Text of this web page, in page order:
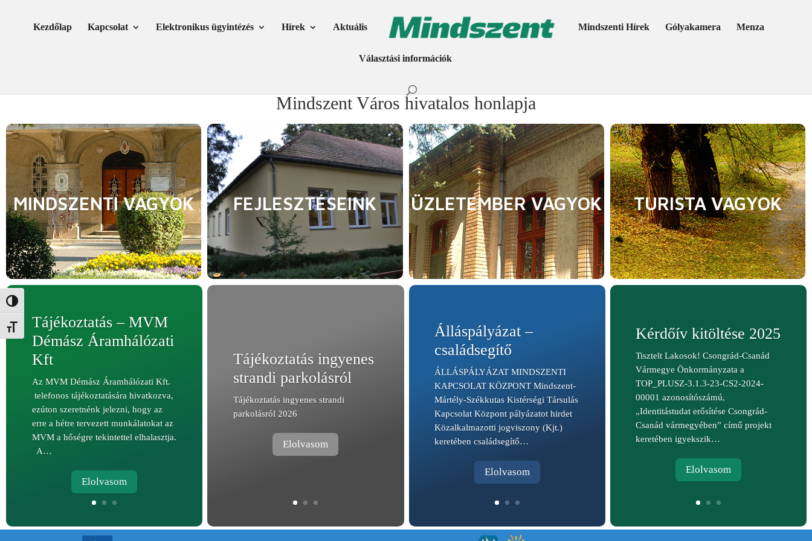
Nagy kontraszt váltása
Betűméret váltása
Kezdőlap Kapcsolat Elektronikus ügyintézés Hírek Aktuális Mindszenti Hírek Gólyakamera Menza
Választási információk
Mindszent Város hivatalos honlapja
MINDSZENTI VAGYOK FEJLESZTÉSEINK ÜZLETEMBER VAGYOK TURISTA VAGYOK
Tájékoztatás – MVM
Démász Áramhálózati
Kft
Az MVM Démász Áramhálózati Kft.
telefonos tájékoztatására hivatkozva,
ezúton szeretnénk jelezni, hogy az
erre a hétre tervezett munkálatokat az
MVM a hőségre tekintettel elhalasztja.
A…
Elolvasom
Tájékoztatás ingyenes
strandi parkolásról
Tájékoztatás ingyenes strandi
parkolásról 2026
Elolvasom
Álláspályázat –
családsegítő
ÁLLÁSPÁLYÁZAT MINDSZENTI
KAPCSOLAT KÖZPONT Mindszent-
Mártély-Székkutas Kistérségi Társulás
Kapcsolat Központ pályázatot hirdet
Közalkalmazotti jogviszony (Kjt.)
keretében családsegítő…
Elolvasom
Kérdőív kitöltése 2025
Tisztelt Lakosok! Csongrád-Csanád
Vármegye Önkormányzata a
TOP_PLUSZ-3.1.3-23-CS2-2024-
00001 azonosítószámú,
„Identitástudat erősítése Csongrád-
Csanád vármegyében” című projekt
keretében igyekszik…
Elolvasom